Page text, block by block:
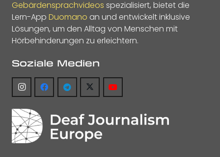
Gebärdensprachvideos spezialisiert, bietet die
Lern-App Duomano an und entwickelt inklusive
Lösungen, um den Alltag von Menschen mit
Hörbehinderungen zu erleichtern.
Soziale Medien